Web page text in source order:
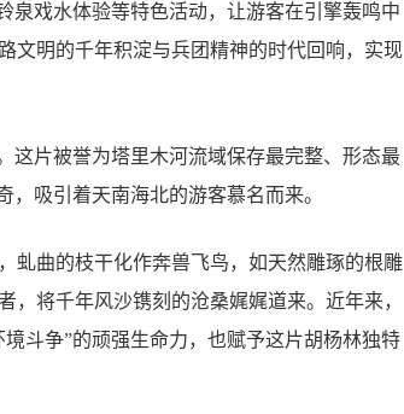
泉戏水体验等特色活动，让游客在引擎轰鸣中
文明的千年积淀与兵团精神的时代回响，实现
这片被誉为塔里木河流域保存最完整、形态最
吸引着天南海北的游客慕名而来。
虬曲的枝干化作奔兽飞鸟，如天然雕琢的根雕
将千年风沙镌刻的沧桑娓娓道来。近年来，
斗争”的顽强生命力，也赋予这片胡杨林独特